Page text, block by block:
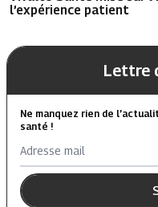
l’expérience patient
Lettre
Ne manquez rien de
santé !
Adresse mail